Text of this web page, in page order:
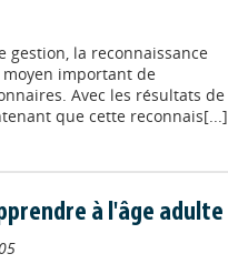
gestion, la reconnaissance
important de
Avec les résultats de
que cette reconnais[...]
à l'âge adulte